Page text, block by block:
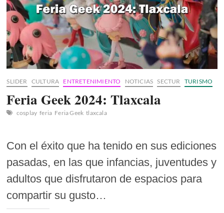
SLIDER CULTURA ENTRETENIMIENTO NOTICIAS SECTUR TURISMO
Feria Geek 2024: Tlaxcala
cosplay feria Feria Geek tlaxcala
Con el éxito que ha tenido en sus ediciones
pasadas, en las que infancias, juventudes y
adultos que disfrutaron de espacios para
compartir su gusto…